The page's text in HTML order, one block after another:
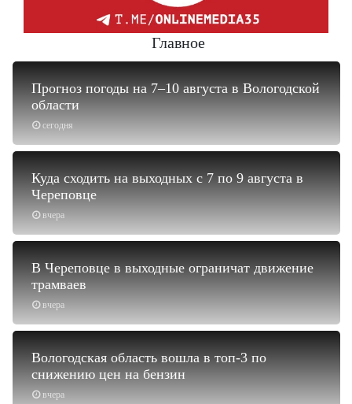
Главное
сегодня
Прогноз погоды на 7–10 августа в Вологодской
области
вчера
Куда сходить на выходных с 7 по 9 августа в
Череповце
вчера
В Череповце в выходные ограничат движение
трамваев
вчера
Вологодская область вошла в топ-3 по
снижению цен на бензин